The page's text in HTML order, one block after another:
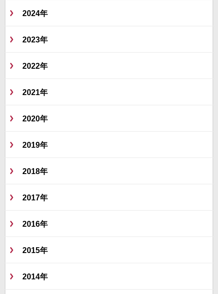
2024年
2023年
2022年
2021年
2020年
2019年
2018年
2017年
2016年
2015年
2014年